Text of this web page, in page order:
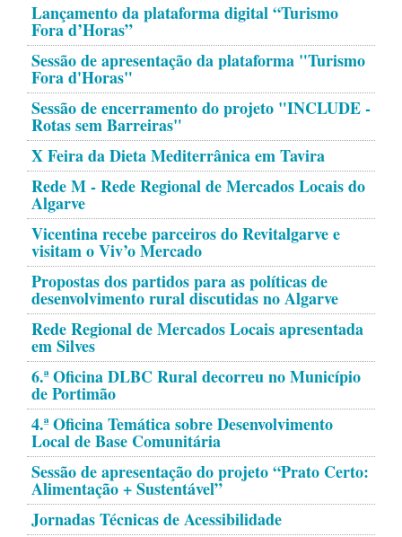
Lançamento da plataforma digital “Turismo
Fora d’Horas”
Sessão de apresentação da plataforma "Turismo
Fora d'Horas"
Sessão de encerramento do projeto "INCLUDE -
Rotas sem Barreiras"
X Feira da Dieta Mediterrânica em Tavira
Rede M - Rede Regional de Mercados Locais do
Algarve
Vicentina recebe parceiros do Revitalgarve e
visitam o Viv’o Mercado
Propostas dos partidos para as políticas de
desenvolvimento rural discutidas no Algarve
Rede Regional de Mercados Locais apresentada
em Silves
6.ª Oficina DLBC Rural decorreu no Município
de Portimão
4.ª Oficina Temática sobre Desenvolvimento
Local de Base Comunitária
Sessão de apresentação do projeto “Prato Certo:
Alimentação + Sustentável”
Jornadas Técnicas de Acessibilidade